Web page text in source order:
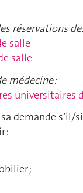
réservations
salle
salle
médecine :
universitaires
demande s’il/
:
;